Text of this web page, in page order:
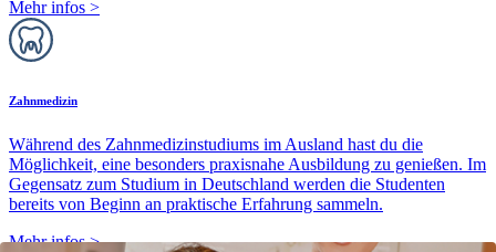
Mehr infos >
Zahnmedizin
Während des Zahnmedizinstudiums im Ausland hast du die
Möglichkeit, eine besonders praxisnahe Ausbildung zu genießen. Im
Gegensatz zum Studium in Deutschland werden die Studenten
bereits von Beginn an praktische Erfahrung sammeln.
Mehr infos>